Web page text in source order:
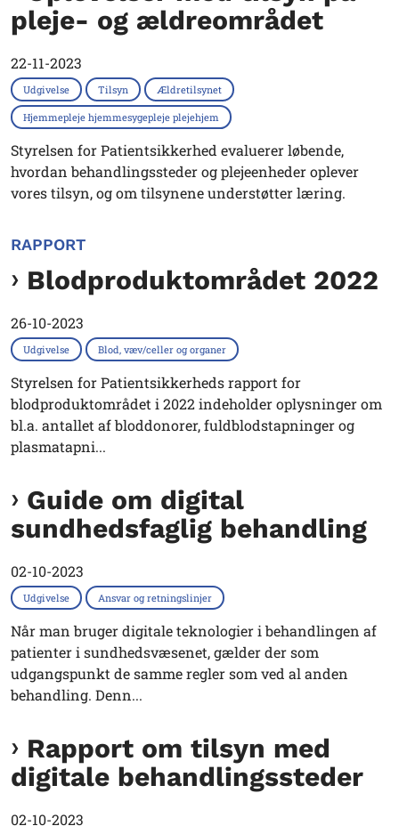
pleje- og ældreområdet
22-11-2023
Udgivelse Tilsyn Ældretilsynet
Hjemmepleje hjemmesygepleje plejehjem
Styrelsen for Patientsikkerhed evaluerer løbende,
hvordan behandlingssteder og plejeenheder oplever
vores tilsyn, og om tilsynene understøtter læring.
RAPPORT
Blodproduktområdet 2022
26-10-2023
Udgivelse Blod, væv/celler og organer
Styrelsen for Patientsikkerheds rapport for
blodproduktområdet i 2022 indeholder oplysninger om
bl.a. antallet af bloddonorer, fuldblodstapninger og
plasmatapni...
Guide om digital
sundhedsfaglig behandling
02-10-2023
Udgivelse Ansvar og retningslinjer
Når man bruger digitale teknologier i behandlingen af
patienter i sundhedsvæsenet, gælder der som
udgangspunkt de samme regler som ved al anden
behandling. Denn...
Rapport om tilsyn med
digitale behandlingssteder
02-10-2023